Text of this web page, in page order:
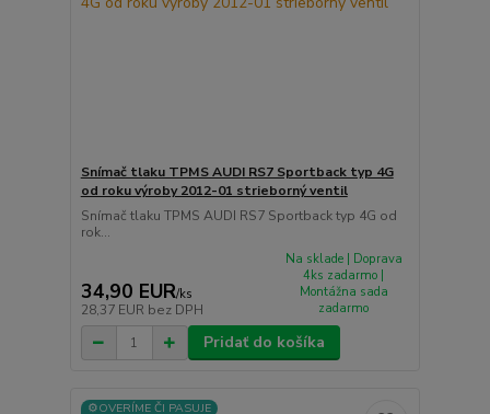
Snímač tlaku TPMS AUDI RS7 Sportback typ 4G
od roku výroby 2012-01 strieborný ventil
Snímač tlaku TPMS AUDI RS7 Sportback typ 4G od
rok...
34,90 EUR/ks
28,37 EUR bez DPH
Na sklade | Doprava
4ks zadarmo |
Montážna sada
zadarmo
Pridať do košíka
⚙️OVERÍME ČI PASUJE